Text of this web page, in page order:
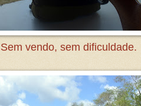
Sem vendo, sem dificuldade.